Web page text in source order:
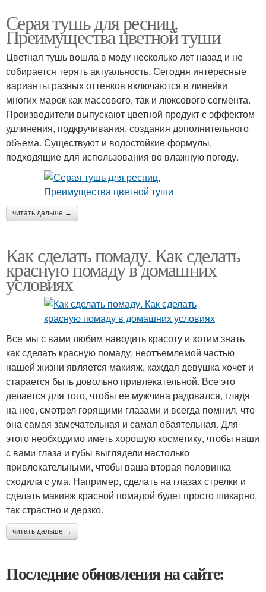
Серая тушь для ресниц.
Преимущества цветной туши
Цветная тушь вошла в моду несколько лет назад и не
собирается терять актуальность. Сегодня интересные
варианты разных оттенков включаются в линейки
многих марок как массового, так и люксового сегмента.
Производители выпускают цветной продукт с эффектом
удлинения, подкручивания, создания дополнительного
объема. Существуют и водостойкие формулы,
подходящие для использования во влажную погоду.
читать дальше →
Как сделать помаду. Как сделать
красную помаду в домашних
условиях
Все мы с вами любим наводить красоту и хотим знать
как сделать красную помаду, неотъемлемой частью
нашей жизни является макияж, каждая девушка хочет и
старается быть довольно привлекательной. Все это
делается для того, чтобы ее мужчина радовался, глядя
на нее, смотрел горящими глазами и всегда помнил, что
она самая замечательная и самая обаятельная. Для
этого необходимо иметь хорошую косметику, чтобы наши
с вами глаза и губы выглядели настолько
привлекательными, чтобы ваша вторая половинка
сходила с ума. Например, сделать на глазах стрелки и
сделать макияж красной помадой будет просто шикарно,
так страстно и дерзко.
читать дальше →
Последние обновления на сайте: